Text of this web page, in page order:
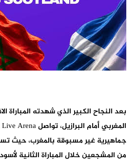
بعد النجاح الكبير الذي شهدته المباراة
جماهيرية غير مسبوقة بالمغرب، حيث
من المشجعين خلال المباراة الثانية